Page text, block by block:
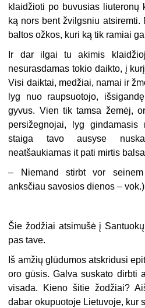
klaidžioti po buvusias liuteronų
ką nors bent žvilgsniu atsiremti.
baltos ožkos, kuri ką tik ramiai
Ir dar ilgai tu akimis
nesurasdamas tokio daikto, į
Visi daiktai, medžiai, namai ir
lyg nuo raupsuotojo,
gyvus. Vien tik tamsa žemėj,
persižegnojai, lyg
staiga tavo ausyse
neatšaukiamas it pati mirtis
– Niemand stirbt vor
anksčiau savosios dienos –
Šie žodžiai atsimušė į
pas tave.
Iš amžių glūdumos atskridusi
oro gūsis. Galva suskato dirbti
visada. Kieno šitie žodžiai?
dabar okupuotoje Lietuvoje, kur